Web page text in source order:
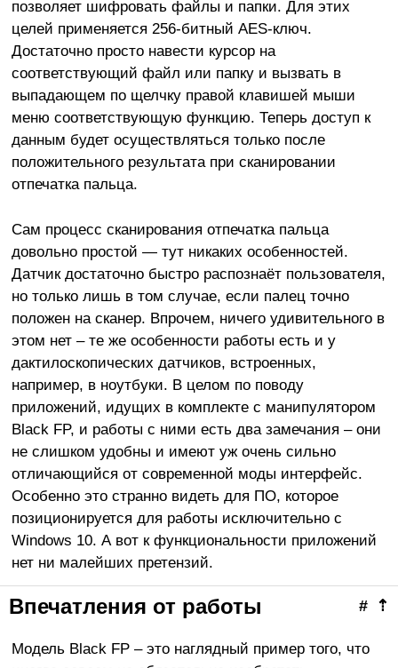
позволяет шифровать файлы и папки. Для этих
целей применяется 256-битный AES-ключ.
Достаточно просто навести курсор на
соответствующий файл или папку и вызвать в
выпадающем по щелчку правой клавишей мыши
меню соответствующую функцию. Теперь доступ к
данным будет осуществляться только после
положительного результата при сканировании
отпечатка пальца.
Сам процесс сканирования отпечатка пальца
довольно простой — тут никаких особенностей.
Датчик достаточно быстро распознаёт пользователя,
но только лишь в том случае, если палец точно
положен на сканер. Впрочем, ничего удивительного в
этом нет – те же особенности работы есть и у
дактилоскопических датчиков, встроенных,
например, в ноутбуки. В целом по поводу
приложений, идущих в комплекте с манипулятором
Black FP, и работы с ними есть два замечания – они
не слишком удобны и имеют уж очень сильно
отличающийся от современной моды интерфейс.
Особенно это странно видеть для ПО, которое
позиционируется для работы исключительно с
Windows 10. А вот к функциональности приложений
нет ни малейших претензий.
⇡
#
Впечатления от работы
Модель Black FP – это наглядный пример того, что